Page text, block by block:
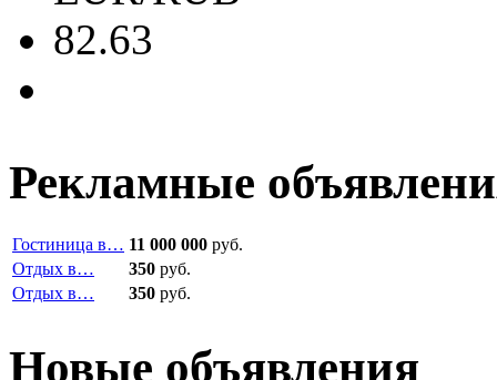
82.63
Рекламные
Гостиница в… 11 000 000 руб.
Отдых в…
350 руб.
Отдых в…
350 руб.
Новые объявления